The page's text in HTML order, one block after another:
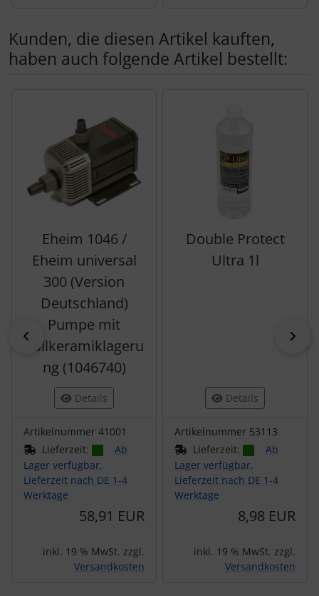
Kunden, die diesen Artikel kauften,
haben auch folgende Artikel bestellt:
zurück
Eheim 1046 /
Eheim universal
300 (Version
Deutschland)
Pumpe mit
Vollkeramiklageru
ng (1046740)
Details
Artikelnummer 41001
Lieferzeit:
Ab
Lager verfügbar,
Lieferzeit nach DE 1-4
Werktage
58,91 EUR
inkl. 19 % MwSt. zzgl.
Versandkosten
Double Protect
Ultra 1l
Details
Artikelnummer 53113
Lieferzeit:
Ab
Lager verfügbar,
Lieferzeit nach DE 1-4
Werktage
8,98 EUR
inkl. 19 % MwSt. zzgl.
Versandkosten